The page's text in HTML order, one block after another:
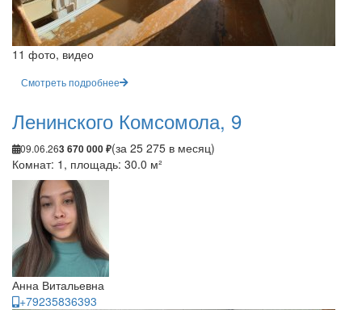
11 фото, видео
Смотреть подробнее
Ленинского Комсомола, 9
09.06.263 670 000 ₽(за 25 275 в месяц)
Комнат: 1, площадь: 30.0 м²
Анна Витальевна
+79235836393